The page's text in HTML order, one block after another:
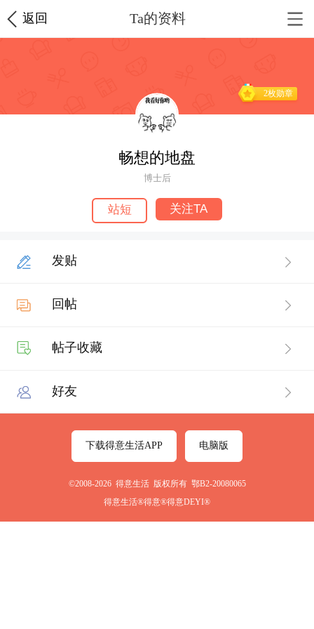
返回 Ta的资料
2枚勋章
畅想的地盘
博士后
站短 关注TA
发贴
回帖
帖子收藏
好友
下载得意生活APP 电脑版
©2008-2026 得意生活 版权所有 鄂B2-20080065
得意生活®得意®得意DEYI®